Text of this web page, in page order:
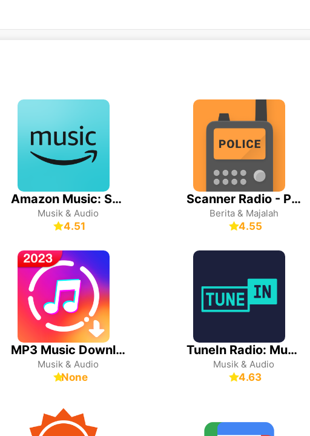
Amazon Music: Songs & Podcasts
Musik & Audio
4.51
Scanner Radio - Police Scanner
Berita & Majalah
4.55
MP3 Music Downloader
Musik & Audio
None
TuneIn Radio: Music & Sports
Musik & Audio
4.63